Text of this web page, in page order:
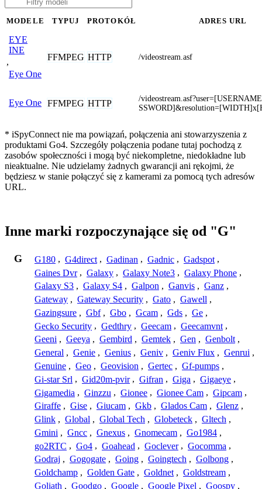
MODELE TYPUJ PROTOKÓŁ ADRES URL
EYE
INE
,
Eye One
FFMPEG HTTP /videostream.asf
Eye One FFMPEG HTTP
/
* iSpyConnect nie ma powiązań, połączenia ani stowarzyszenia z
produktami Go4. Szczegóły połączenia podane tutaj pochodzą z
zasobów społeczności i mogą być niekompletne, niedokładne lub
nieaktualne. Nie udzielamy żadnych gwarancji ani rękojmi, że
będziesz w stanie połączyć się z kamerami za pomocą tych adresów
URL.
Inne marki rozpoczynające się od "G"
G G180 , G4direct , Gadinan , Gadnic , Gadspot ,
Gaines Dvr , Galaxy , Galaxy Note3 , Galaxy Phone ,
Galaxy S3 , Galaxy S4 , Galpon , Ganvis , Ganz ,
Gateway , Gateway Security , Gato , Gawell ,
Gazingsure , Gbf , Gbo , Gcam , Gds , Ge ,
Gecko Security , Gedthry , Geecam , Geecamvnt ,
Geeni , Geeya , Gembird , Gemtek , Gen , Genbolt ,
General , Genie , Genius , Geniv , Geniv Flux , Genrui ,
Genuine , Geo , Geovision , Gertec , Gf-pumps ,
Gi-star Srl , Gid20m-pvir , Gifran , Giga , Gigaeye ,
Gigamedia , Ginzzu , Gionee , Gionee Cam , Gipcam ,
Giraffe , Gise , Giucam , Gkb , Glados Cam , Glenz ,
Glink , Global , Global Tech , Globeteck , Gltech ,
Gmini , Gncc , Gnexus , Gnomecam , Go1984 ,
go2RTC , Go4 , Goahead , Goclever , Gocomma ,
Godraj , Gogogate , Going , Goingtech , Golbong ,
Goldchamp , Golden Gate , Goldnet , Goldstream ,
Goliath , Goodgo , Google , Google Pixel , Goospy ,